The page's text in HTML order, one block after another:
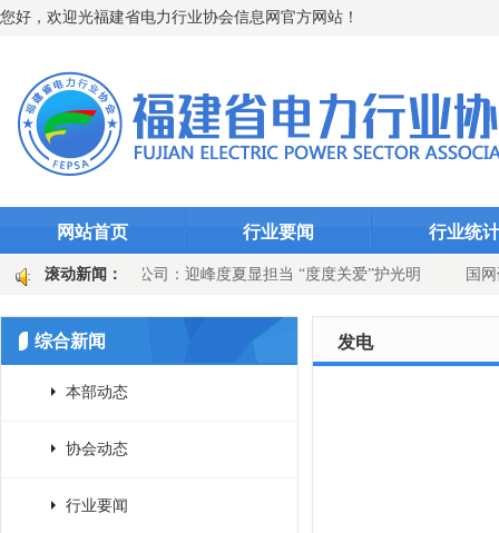
您好，欢迎光福建省电力行业协会信息网官方网站！
网站首页 行业要闻 行业统计
滚动新闻：
时 永安发电公司：迎峰度夏显担当 “度度关爱”护光明 国
线装置升级 国网上杭县供电公司：吹响百日攻坚号角 党建引领供
综合新闻
本部动态
协会动态
行业要闻
发电